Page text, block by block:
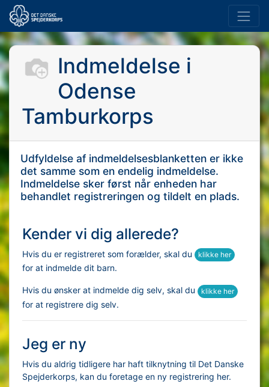
Indmeldelse i
Odense
Tamburkorps
Udfyldelse af indmeldelsesblanketten er ikke
det samme som en endelig indmeldelse.
Indmeldelse sker først når enheden har
behandlet registreringen og tildelt en plads.
Kender vi dig allerede?
Hvis du er registreret som forælder, skal du klikke her
for at indmelde dit barn.
Hvis du ønsker at indmelde dig selv, skal du klikke her
for at registrere dig selv.
Jeg er ny
Hvis du aldrig tidligere har haft tilknytning til Det Danske
Spejderkorps, kan du foretage en ny registrering her.